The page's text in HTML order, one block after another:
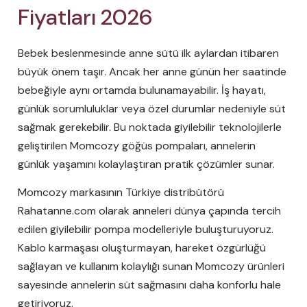
Fiyatları 2026
Bebek beslenmesinde anne sütü ilk aylardan itibaren
büyük önem taşır. Ancak her anne günün her saatinde
bebeğiyle aynı ortamda bulunamayabilir. İş hayatı,
günlük sorumluluklar veya özel durumlar nedeniyle süt
sağmak gerekebilir. Bu noktada giyilebilir teknolojilerle
geliştirilen Momcozy göğüs pompaları, annelerin
günlük yaşamını kolaylaştıran pratik çözümler sunar.
Momcozy markasının Türkiye distribütörü
Rahatanne.com olarak anneleri dünya çapında tercih
edilen giyilebilir pompa modelleriyle buluşturuyoruz.
Kablo karmaşası oluşturmayan, hareket özgürlüğü
sağlayan ve kullanım kolaylığı sunan Momcozy ürünleri
sayesinde annelerin süt sağmasını daha konforlu hale
getiriyoruz.